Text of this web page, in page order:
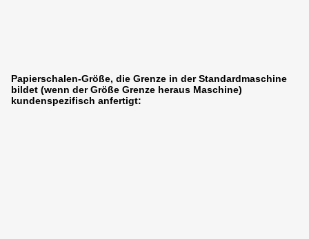
Papierschalen-Größe, die Grenze in der Standardmaschine
bildet (wenn der Größe Grenze heraus Maschine)
kundenspezifisch anfertigt: